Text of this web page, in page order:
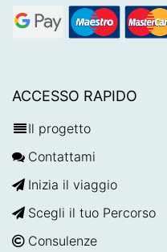
ACCESSO RAPIDO
Il progetto
Contattami
Inizia il viaggio
Scegli il tuo Percorso
Consulenze